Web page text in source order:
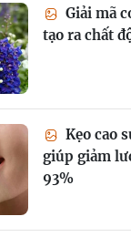
Giải mã
tạo ra chất
Kẹo cao
giúp giảm
93%